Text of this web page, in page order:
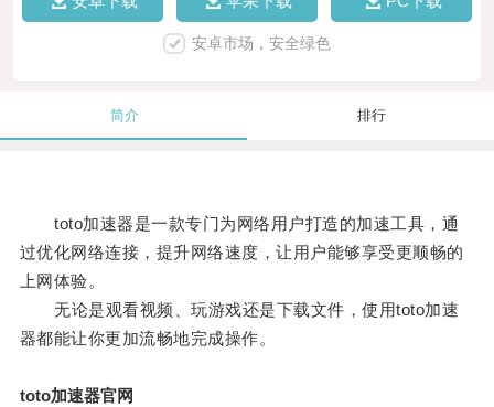
安卓市场，安全绿色
简介 排行
toto加速器是一款专门为网络用户打造的加速工具，通
过优化网络连接，提升网络速度，让用户能够享受更顺畅的
上网体验。
无论是观看视频、玩游戏还是下载文件，使用toto加速
器都能让你更加流畅地完成操作。
toto加速器官网